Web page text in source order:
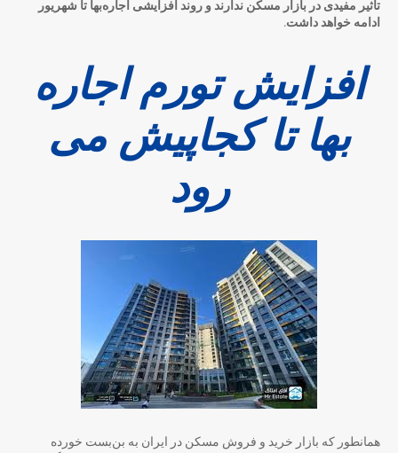
تاثیر مفیدی در بازار مسکن ندارند و روند افزایشی اجاره‌بها تا شهریور
ادامه خواهد داشت.
افزایش تورم اجاره
بها تا کجاپیش می
رود
همانطور که بازار خرید و فروش مسکن در ایران به بن‌بست خورده